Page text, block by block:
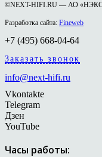
©NEXT-HIFI.RU — АО
Разработка сайта: Fineweb
+7 (495) 668-04-64
Заказать звонок
info@next-hifi.ru
Vkontakte
Telegram
Дзен
YouTube
Часы работы: